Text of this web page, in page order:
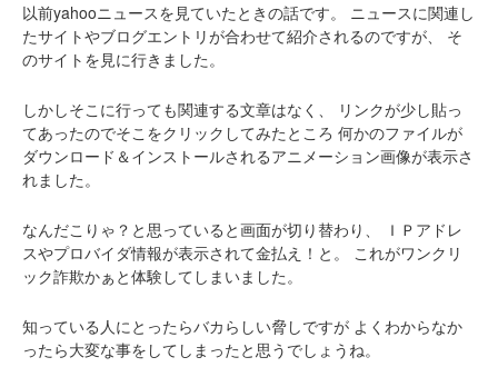
以前yahooニュースを見ていたときの話です。
ニュースに関連し
たサイトやブログエントリが合わせて紹介されるのですが、
そ
のサイトを見に行きました。
しかしそこに行っても関連する文章はなく、
リンクが少し貼っ
てあったのでそこをクリックしてみたところ 何かのファイルが
ダウンロード＆インストールされるアニメーション画像が表示さ
れました。
なんだこりゃ？と思っていると画面が切り替わり、
ＩＰアドレ
スやプロバイダ情報が表示されて金払え！と。
これがワンクリ
ック詐欺かぁと体験してしまいました。
知っている人にとったらバカらしい脅しですが よくわからなか
ったら大変な事をしてしまったと思うでしょうね。